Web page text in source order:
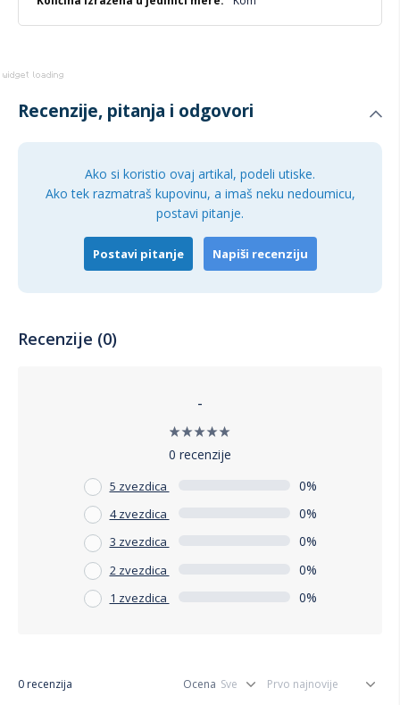
Recenzije, pitanja i odgovori
Ako si koristio ovaj artikal, podeli utiske.
Ako tek razmatraš kupovinu, a imaš neku nedoumicu,
postavi pitanje.
Postavi pitanje Napiši recenziju
Recenzije (0)
-
0 recenzije
5 zvezdica 0%
4 zvezdica 0%
3 zvezdica 0%
2 zvezdica 0%
1 zvezdica 0%
0 recenzija Ocena